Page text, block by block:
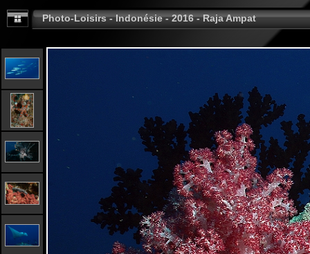
Photo-Loisirs - Indonésie - 2016 - Raja Ampat